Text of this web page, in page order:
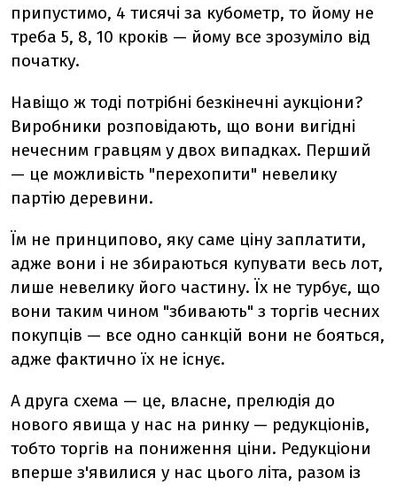
припустимо, 4 тисячі за кубометр, то йому не
треба 5, 8, 10 кроків — йому все зрозуміло від
початку.
Навіщо ж тоді потрібні безкінечні аукціони?
Виробники розповідають, що вони вигідні
нечесним гравцям у двох випадках. Перший
— це можливість "перехопити" невелику
партію деревини.
Їм не принципово, яку саме ціну заплатити,
адже вони і не збираються купувати весь лот,
лише невелику його частину. Їх не турбує, що
вони таким чином "збивають" з торгів чесних
покупців — все одно санкцій вони не бояться,
адже фактично їх не існує.
А друга схема — це, власне, прелюдія до
нового явища у нас на ринку — редукціонів,
тобто торгів на пониження ціни. Редукціони
вперше з'явилися у нас цього літа, разом із